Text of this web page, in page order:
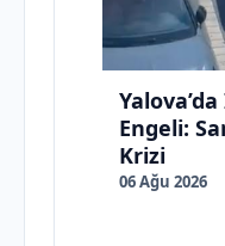
Engeli:
Krizi
06 Ağu 2026